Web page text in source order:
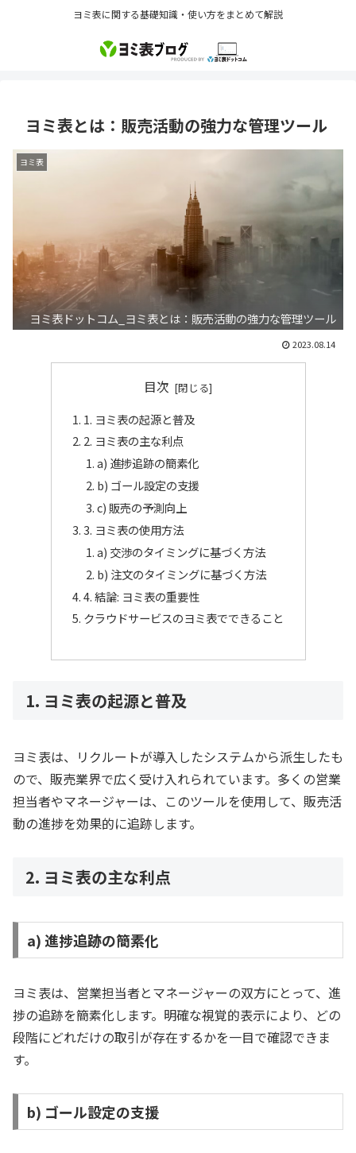
ヨミ表に関する基礎知識・使い方をまとめて解説
ヨミ表とは：販売活動の強力な管理ツール
ヨミ表
ヨミ表ドットコム_ヨミ表とは：販売活動の強力な管理ツール
2023.08.14
目次
1. ヨミ表の起源と普及
2. ヨミ表の主な利点
a) 進捗追跡の簡素化
b) ゴール設定の支援
c) 販売の予測向上
3. ヨミ表の使用方法
a) 交渉のタイミングに基づく方法
b) 注文のタイミングに基づく方法
4. 結論: ヨミ表の重要性
クラウドサービスのヨミ表でできること
1. ヨミ表の起源と普及
ヨミ表は、リクルートが導入したシステムから派生したも
ので、販売業界で広く受け入れられています。多くの営業
担当者やマネージャーは、このツールを使用して、販売活
動の進捗を効果的に追跡します。
2. ヨミ表の主な利点
a) 進捗追跡の簡素化
ヨミ表は、営業担当者とマネージャーの双方にとって、進
捗の追跡を簡素化します。明確な視覚的表示により、どの
段階にどれだけの取引が存在するかを一目で確認できま
す。
b) ゴール設定の支援